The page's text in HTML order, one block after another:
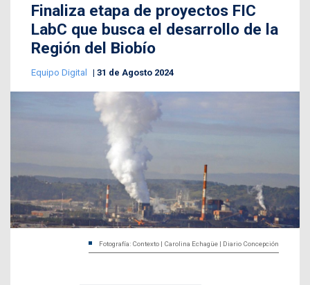
Finaliza etapa de proyectos FIC
LabC que busca el desarrollo de la
Región del Biobío
Equipo Digital 31 de Agosto 2024
Fotografía: Contexto | Carolina Echagüe | Diario Concepción